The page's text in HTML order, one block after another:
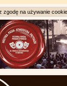
na używanie